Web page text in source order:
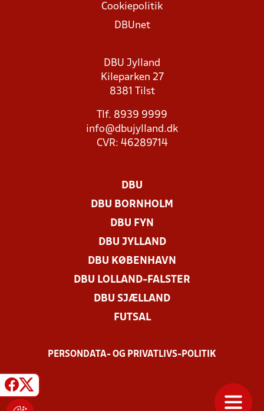
Cookiepolitik
DBUnet
DBU Jylland
Kileparken 27
8381 Tilst
Tlf. 8939 9999
info@dbujylland.dk
CVR: 46289714
DBU
DBU BORNHOLM
DBU FYN
DBU JYLLAND
DBU KØBENHAVN
DBU LOLLAND-FALSTER
DBU SJÆLLAND
FUTSAL
PERSONDATA- OG PRIVATLIVS-POLITIK